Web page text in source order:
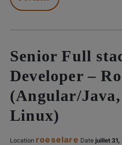
Senior Full
Developer –
(Angular/
Linux)
Location roeselare Date juillet